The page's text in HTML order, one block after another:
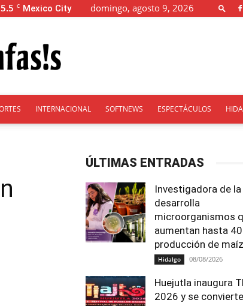
C Mexico City domingo, agosto 9, 2026
INTERNACIONAL SOFTNEWS ESPECTÁCULOS
ÚLTIMAS ENTRADAS
Investigadora de la
desarrolla
microorganismos
aumentan hasta
producción de maíz
Hidalgo 08/08/2026
Huejutla inaugura
2026 y se